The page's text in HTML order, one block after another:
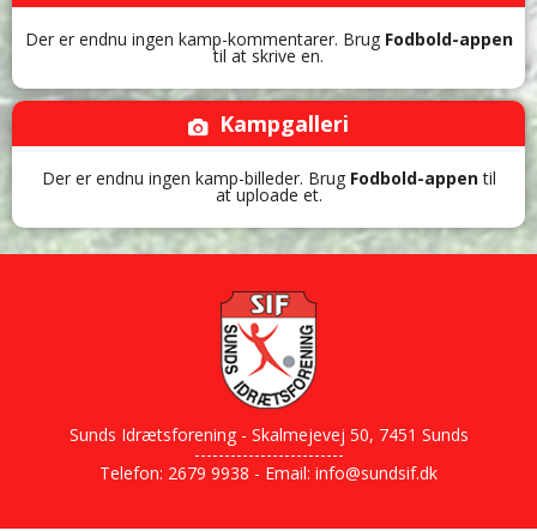
Der er endnu ingen kamp-kommentarer. Brug Fodbold-appen
til at skrive en.
Kampgalleri
Der er endnu ingen kamp-billeder. Brug Fodbold-appentil
at uploade et.
Sunds Idrætsforening - Skalmejevej 50, 7451 Sunds
-------------------------
Telefon: 2679 9938 - Email: info@sundsif.dk